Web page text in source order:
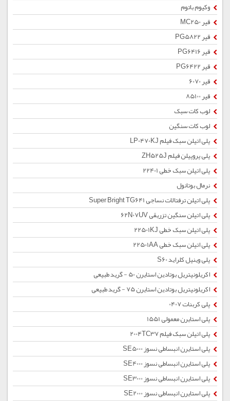
وکیوم باتوم
قیر MC250
قیر PG5822
قیر PG6416
قیر PG6422
قیر 6070
قیر 85100
لوب کات سبک
لوب کات سنگین
پلی اتیلن سبک فیلم LP0470KJ
پلی پروپیلن فیلم ZH525J
پلی اتیلن سبک خطی 22401
نرمال بوتانول
پلی اتیلن ترفتالات نساجی Super Bright TG641
پلی اتیلن سنگین تزریقی 62N07UV
پلی اتیلن سبک خطی 22501KJ
پلی اتیلن سبک خطی 22501AA
پلی وینیل کلراید S60
اکریلونیتریل بوتادین استایرن 50 - گرید طبیعی
اکریلونیتریل بوتادین استایرن 75 - گرید طبیعی
پلی کربنات 0407
پلی استایرن معمولی 1551
پلی اتیلن سبک فیلم 2004TC37
پلی استایرن انبساطی نسوز SE5000
پلی استایرن انبساطی نسوز SE4000
پلی استایرن انبساطی نسوز SE3000
پلی استایرن انبساطی نسوز SE2000